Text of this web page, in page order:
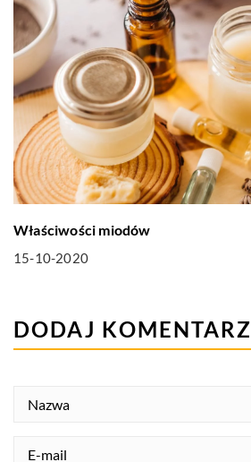
Właściwości miodów
15-10-2020
DODAJ KOMENTARZ